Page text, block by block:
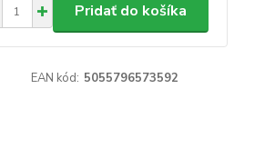
Pridať do košíka
EAN kód: 5055796573592